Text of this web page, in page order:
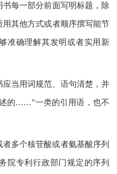
每一部分前面写明标题，除
其他方式或者顺序撰写能节
准确理解其发明或者实用新
当用词规范、语句清楚，并
的……”一类的引用语，也不
多个核苷酸或者氨基酸序列
院专利行政部门规定的序列